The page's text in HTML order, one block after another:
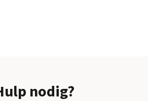
nodig?